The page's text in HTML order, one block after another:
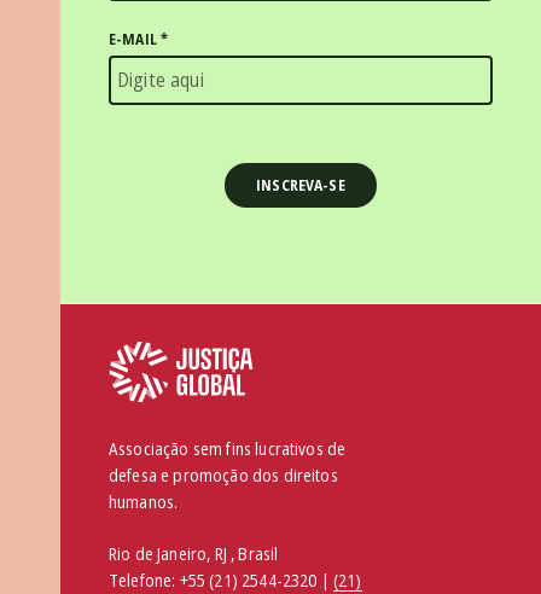
E-MAIL*
Associação sem fins lucrativos de
defesa e promoção dos direitos
humanos.
Rio de Janeiro, RJ , Brasil
Telefone: +55 (21) 2544-2320 | (21)